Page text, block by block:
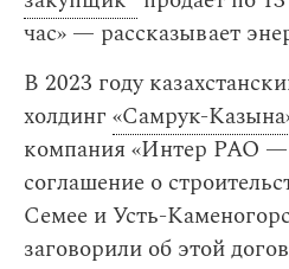
час» — рассказывает
В 2023 году
холдинг «Самрук-
компания «Интер РАО
соглашение о
Семее и Усть-
заговорили об этой